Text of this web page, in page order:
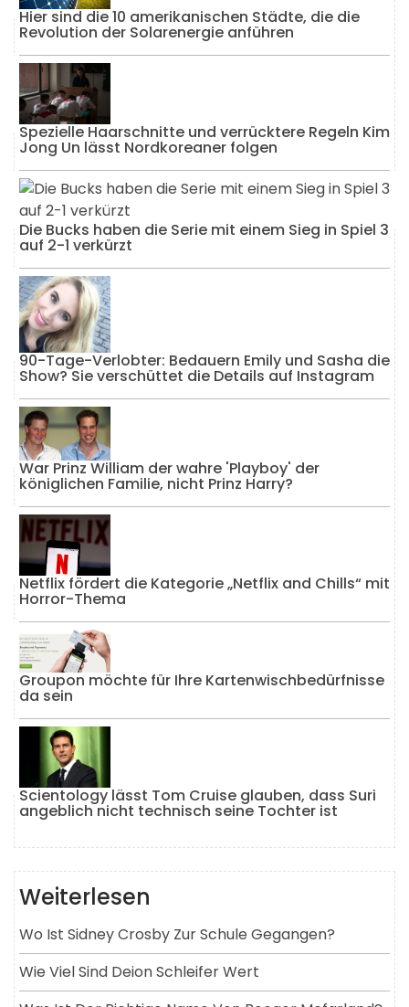
Hier sind die 10 amerikanischen Städte, die die
Revolution der Solarenergie anführen
Spezielle Haarschnitte und verrücktere Regeln Kim
Jong Un lässt Nordkoreaner folgen
Die Bucks haben die Serie mit einem Sieg in Spiel 3
auf 2-1 verkürzt
90-Tage-Verlobter: Bedauern Emily und Sasha die
Show? Sie verschüttet die Details auf Instagram
War Prinz William der wahre 'Playboy' der
königlichen Familie, nicht Prinz Harry?
Netflix fördert die Kategorie „Netflix and Chills“ mit
Horror-Thema
Groupon möchte für Ihre Kartenwischbedürfnisse
da sein
Scientology lässt Tom Cruise glauben, dass Suri
angeblich nicht technisch seine Tochter ist
Weiterlesen
Wo Ist Sidney Crosby Zur Schule Gegangen?
Wie Viel Sind Deion Schleifer Wert